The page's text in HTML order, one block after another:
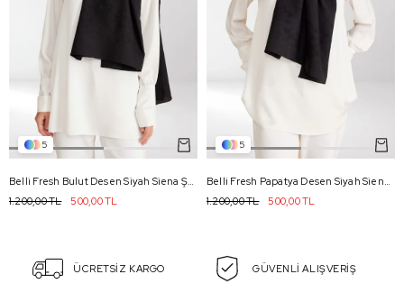
5
Belli Fresh Bulut Desen Siyah Siena Şal 1 - 83
500,00 TL
1.200,00 TL
5
Belli Fresh Papatya Desen Siyah Siena Şal 2 - 83
500,00 TL
1.200,00 TL
ÜCRETSİZ KARGO GÜVENLİ ALIŞVERİŞ